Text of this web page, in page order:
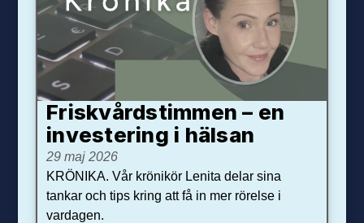
Friskvårdstimmen – en
investering i hälsan
29 maj 2026
KRÖNIKA. Vår krönikör Lenita delar sina
tankar och tips kring att få in mer rörelse i
vardagen.